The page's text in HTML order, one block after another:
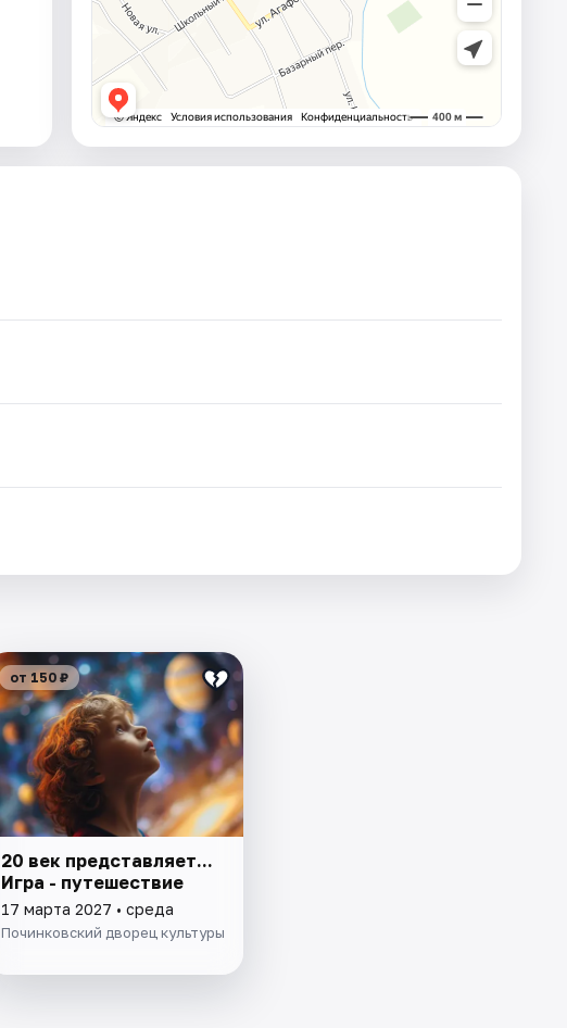
от 150 ₽
20 век представляет...
Игра - путешествие
17 марта 2027 • среда
Починковский дворец культуры